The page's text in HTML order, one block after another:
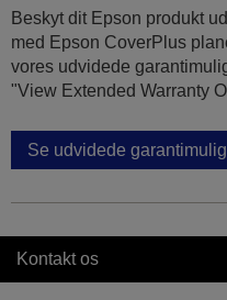
Beskyt dit Epson produkt
med Epson CoverPlus
vores udvidede
"View Extended Warranty
Se udvidede
Kontakt os